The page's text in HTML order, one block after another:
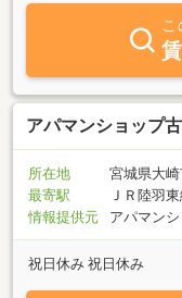
こ
アパマンショップ
所在地
宮城県大
最寄駅
ＪＲ陸羽
情報提供元
アパマン
祝日休み 祝日休み